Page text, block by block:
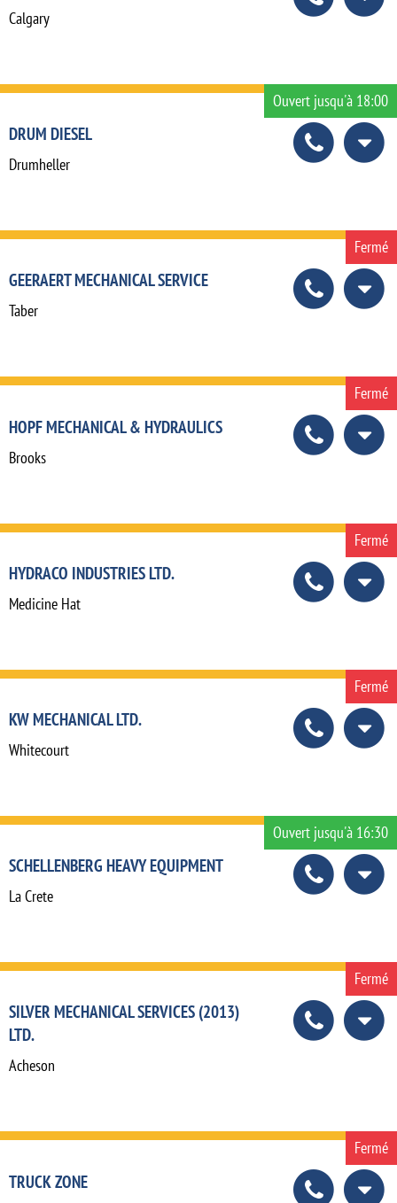
Calgary
Ouvert jusqu'à 18:00
DRUM DIESEL
Drumheller
Fermé
GEERAERT MECHANICAL SERVICE
Taber
Fermé
HOPF MECHANICAL & HYDRAULICS
Brooks
Fermé
HYDRACO INDUSTRIES LTD.
Medicine Hat
Fermé
KW MECHANICAL LTD.
Whitecourt
Ouvert jusqu'à 16:30
SCHELLENBERG HEAVY EQUIPMENT
La Crete
Fermé
SILVER MECHANICAL SERVICES (2013)
LTD.
Acheson
Fermé
TRUCK ZONE